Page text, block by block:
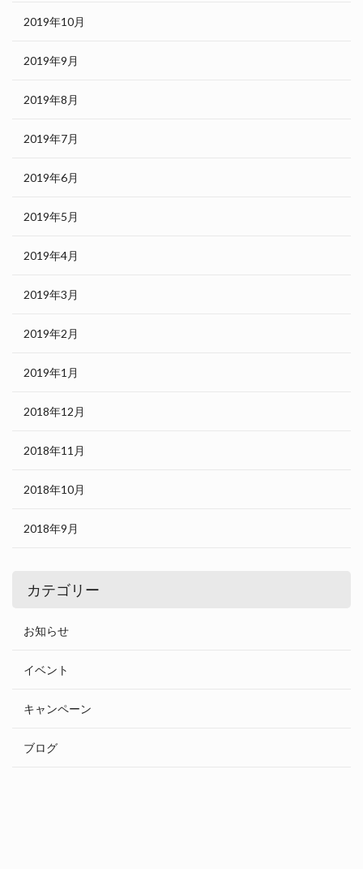
2019年10月
2019年9月
2019年8月
2019年7月
2019年6月
2019年5月
2019年4月
2019年3月
2019年2月
2019年1月
2018年12月
2018年11月
2018年10月
2018年9月
カテゴリー
お知らせ
イベント
キャンペーン
ブログ